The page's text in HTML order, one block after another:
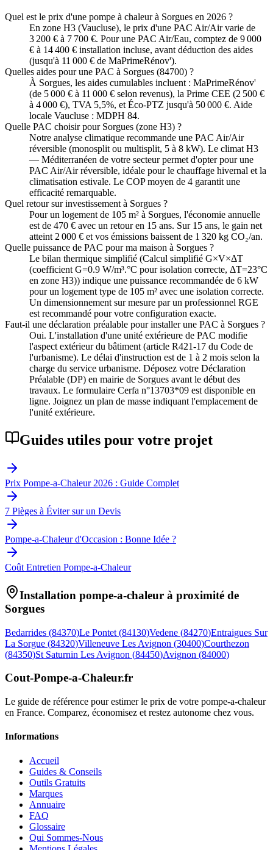
Quel est le prix d'une pompe à chaleur à Sorgues en 2026 ?
En zone H3 (Vaucluse), le prix d'une PAC Air/Air varie de
3 200 € à 7 700 €. Pour une PAC Air/Eau, comptez de 9 000
€ à 14 400 € installation incluse, avant déduction des aides
(jusqu'à 11 000 € de MaPrimeRénov').
Quelles aides pour une PAC à Sorgues (84700) ?
À Sorgues, les aides cumulables incluent : MaPrimeRénov'
(de 5 000 € à 11 000 € selon revenus), la Prime CEE (2 500 €
à 4 000 €), TVA 5,5%, et Éco-PTZ jusqu'à 50 000 €. Aide
locale Vaucluse : MDPH 84.
Quelle PAC choisir pour Sorgues (zone H3) ?
Notre analyse climatique recommande une PAC Air/Air
réversible (monosplit ou multisplit, 5 à 8 kW). Le climat H3
— Méditerranéen de votre secteur permet d'opter pour une
PAC Air/Air réversible, idéale pour le chauffage hivernal et la
climatisation estivale. Le COP moyen de 4 garantit une
efficacité remarquable.
Quel retour sur investissement à Sorgues ?
Pour un logement de 105 m² à Sorgues, l'économie annuelle
est de 470 € avec un retour en 15 ans. Sur 15 ans, le gain net
atteint 2 000 € et vos émissions baissent de 1 320 kg CO₂/an.
Quelle puissance de PAC pour ma maison à Sorgues ?
Le bilan thermique simplifié (Calcul simplifié G×V×ΔT
(coefficient G=0.9 W/m³.°C pour isolation correcte, ΔT=23°C
en zone H3)) indique une puissance recommandée de 6 kW
pour un logement type de 105 m² avec une isolation correcte.
Un dimensionnement sur mesure par un professionnel RGE
est recommandé pour votre configuration exacte.
Faut-il une déclaration préalable pour installer une PAC à Sorgues ?
Oui. L'installation d'une unité extérieure de PAC modifie
l'aspect extérieur du bâtiment (article R421-17 du Code de
l'urbanisme). Le délai d'instruction est de 1 à 2 mois selon la
charge du service urbanisme. Déposez votre Déclaration
Préalable (DP) en mairie de Sorgues avant le début des
travaux. Le formulaire Cerfa n°13703*09 est disponible en
ligne. Joignez un plan de masse indiquant l'emplacement de
l'unité extérieure.
Guides utiles pour votre projet
Prix Pompe-a-Chaleur 2026 : Guide Complet
7 Pièges à Éviter sur un Devis
Pompe-a-Chaleur d'Occasion : Bonne Idée ?
Coût Entretien Pompe-a-Chaleur
Installation pompe-a-chaleur à proximité de
Sorgues
Bedarrides (84370)Le Pontet (84130)Vedene (84270)Entraigues Sur
La Sorgue (84320)Villeneuve Les Avignon (30400)Courthezon
(84350)St Saturnin Les Avignon (84450)Avignon (84000)
Cout-Pompe-a-Chaleur.fr
Le guide de référence pour estimer le prix de votre pompe-a-chaleur
en France. Comparez, économisez et restez autonome chez vous.
Informations
Accueil
Guides & Conseils
Outils Gratuits
Marques
Annuaire
FAQ
Glossaire
Qui Sommes-Nous